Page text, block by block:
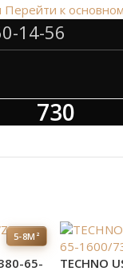
Перейти к
время
| Предложим
и под заказ
Скидки от 5%
14-56
730
5-8М²
65-
TECHNO